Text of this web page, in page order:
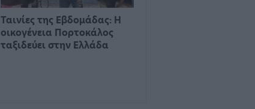
Ταινίες της Εβδομάδας: Η
οικογένεια Πορτοκάλος
ταξιδεύει στην Ελλάδα